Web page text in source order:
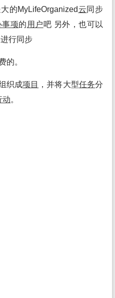
的MyLifeOrganized云同步
事项的 用户 吧 另外，也可以
行同步
的。
织成项目 ，并将大型任务分
动。